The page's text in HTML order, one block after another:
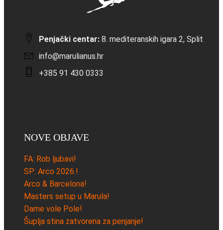
Penjački centar: 8. mediteranskih igara 2, Split
info@marulianus.hr
+385 91 430 0333
NOVE OBJAVE
FA: Rob ljubavi!
SP: Arco 2026.!
Arco & Barcelona!
Masters setup u Marula!
Dame vole Pole!
Šuplja stina zatvorena za penjanje!